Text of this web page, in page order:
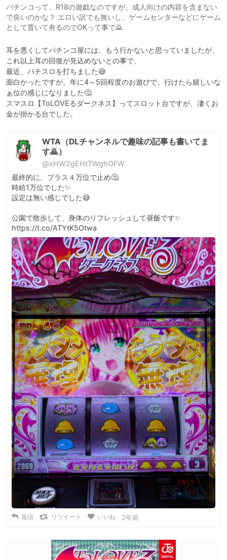
パチンコって、R18の遊戯なのですが、成人向けの内容を含まない
で良いのかな？ エロい訳でも無いし、ゲームセンターなどにゲーム
として置いて有るのでOKって事で🙇
耳を悪くしてパチンコ屋には、もう行かないと思っていましたが、
これ以上耳の回復が見込めないとの事で、
最近、パチスロを打ちました😅
面白かったですが、年に4～5回程度のお遊びで、行けたら嬉しいな
ぁ位の感じになりました🤔
スマスロ【ToLOVEるダークネス】ってスロット台ですが、凄くお
金が掛かる台でした。
WTA（DLチャンネルで趣味の記事も書いてま
す🙇）
@xHW2gEHtTWghOFW
最終的に、プラス４万位で止め🤔
時給1万位でした✨
設定は無い感じでした😅
公園で散歩して、身体のリフレッシュして昼飯です✨
https://t.co/ATYtK5Otwa
返信 リツイート いいね 2年前